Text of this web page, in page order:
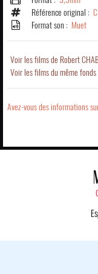
Référence original :
Format son : Muet
Voir les films de Robert
Voir les films du même fonds
Avez-vous des informations